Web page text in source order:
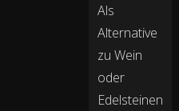
Als
Alternative
zu Wein
oder
Edelsteinen